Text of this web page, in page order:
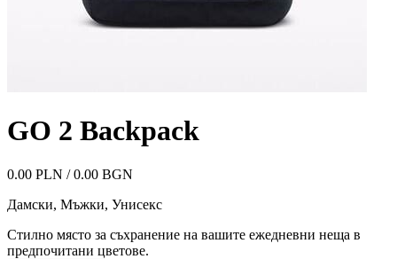
GO 2 Backpack
0.00 PLN / 0.00 BGN
Дамски, Мъжки, Унисекс
Стилно място за съхранение на вашите ежедневни неща в
предпочитани цветове.